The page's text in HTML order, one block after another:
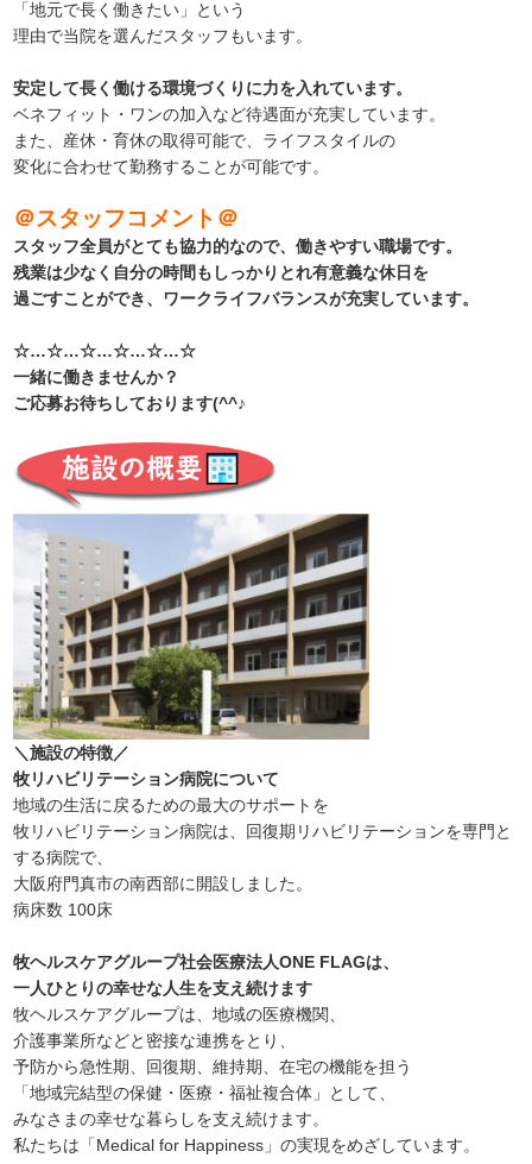
「地元で長く働きたい」という
理由で当院を選んだスタッフもいます。
安定して長く働ける環境づくりに力を入れています。
ベネフィット・ワンの加入など待遇面が充実しています。
また、産休・育休の取得可能で、ライフスタイルの
変化に合わせて勤務することが可能です。
＠スタッフコメント＠
スタッフ全員がとても協力的なので、働きやすい職場です。
残業は少なく自分の時間もしっかりとれ有意義な休日を
過ごすことができ、ワークライフバランスが充実しています。
☆…☆…☆…☆…☆…☆
一緒に働きませんか？
ご応募お待ちしております(^^♪
＼施設の特徴／
牧リハビリテーション病院について
地域の生活に戻るための最大のサポートを
牧リハビリテーション病院は、回復期リハビリテーションを専門と
する病院で、
大阪府門真市の南西部に開設しました。
病床数 100床
牧ヘルスケアグループ社会医療法人ONE FLAGは、
一人ひとりの幸せな人生を支え続けます
牧ヘルスケアグループは、地域の医療機関、
介護事業所などと密接な連携をとり、
予防から急性期、回復期、維持期、在宅の機能を担う
「地域完結型の保健・医療・福祉複合体」として、
みなさまの幸せな暮らしを支え続けます。
私たちは「Medical for Happiness」の実現をめざしています。